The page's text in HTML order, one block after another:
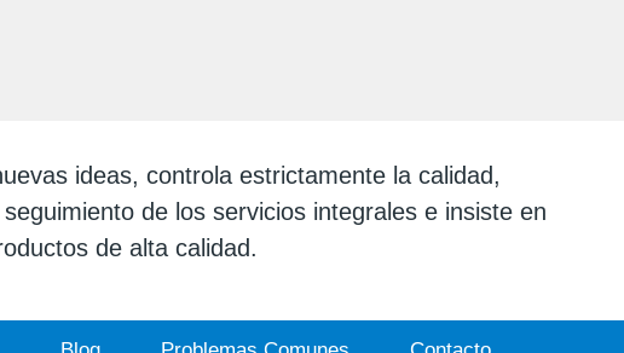
ideas, controla estrictamente la calidad,
de los servicios integrales e insiste en
de alta calidad.